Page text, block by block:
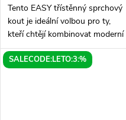
Tento EASY třístěnný sprchový
kout je ideální volbou pro ty,
kteří chtějí kombinovat moderní
design se snadnou montáží a
komfortním užíváním. Díky
SALECODE:LETO:3:%